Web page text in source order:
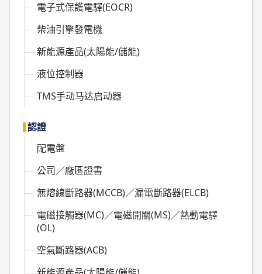
電子式保護電驛(EOCR)
柴油引擎發電機
新能源產品(太陽能/儲能)
液位控制器
TMS手动马达启动器
認證
配電盤
公司／廠區證書
無熔線斷路器(MCCB)／漏電斷路器(ELCB)
電磁接觸器(MC)／電磁開關(MS)／熱動電驛
(OL)
空氣斷路器(ACB)